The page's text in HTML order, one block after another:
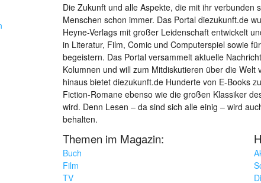
Die Zukunft und alle Aspekte, die mit ihr verbunden
Menschen schon immer. Das Portal diezukunft.de
Heyne-Verlags mit großer Leidenschaft entwickelt
in Literatur, Film, Comic und Computerspiel sowie
begeistern. Das Portal versammelt aktuelle
Kolumnen und will zum Mitdiskutieren über die
hinaus bietet diezukunft.de Hunderte von E-Books
Fiction-Romane ebenso wie die großen Klassiker
wird. Denn Lesen – da sind sich alle einig – wird
behalten.
Themen im Magazin:
Buch
Film
TV